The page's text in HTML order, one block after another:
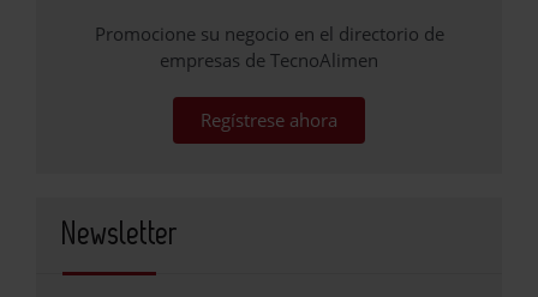
Promocione su negocio en el directorio de
empresas de TecnoAlimen
Regístrese ahora
Newsletter